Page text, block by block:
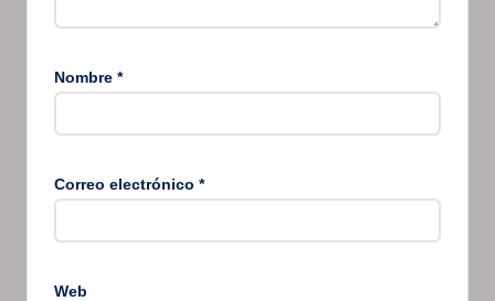
Nombre *
Correo electrónico *
Web